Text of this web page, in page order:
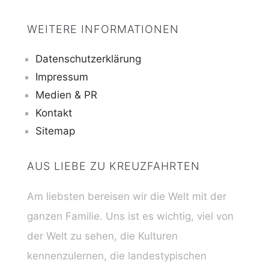
WEITERE INFORMATIONEN
Datenschutzerklärung
Impressum
Medien & PR
Kontakt
Sitemap
AUS LIEBE ZU KREUZFAHRTEN
Am liebsten bereisen wir die Welt mit der
ganzen Familie. Uns ist es wichtig, viel von
der Welt zu sehen, die Kulturen
kennenzulernen, die landestypischen